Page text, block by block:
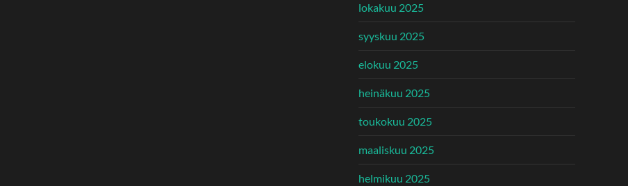
lokakuu 2025
syyskuu 2025
elokuu 2025
heinäkuu 2025
toukokuu 2025
maaliskuu 2025
helmikuu 2025